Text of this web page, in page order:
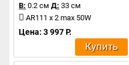
В: 0.2 см Д: 33 см
AR111 x 2 max 50W
Цена: 3 997 Р.
Купить